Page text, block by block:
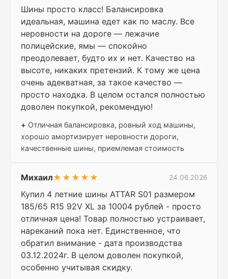
Шины просто класс! Балансировка
идеальная, машина едет как по маслу. Все
неровности на дороге — лежачие
полицейские, ямы — спокойно
преодолевает, будто их и нет. Качество на
высоте, никаких претензий. К тому же цена
очень адекватная, за такое качество —
просто находка. В целом остался полностью
доволен покупкой, рекомендую!
+ Отличная балансировка, ровный ход машины,
хорошо амортизирует неровности дороги,
качественные шины, приемлемая стоимость
Михаил★★★★★ 24.06.2026
Купил 4 летние шины ATTAR S01 размером
185/65 R15 92V XL за 10004 рублей - просто
отличная цена! Товар полностью устраивает,
нареканий пока нет. Единственное, что
обратил внимание - дата производства
03.12.2024г. В целом доволен покупкой,
особенно учитывая скидку.